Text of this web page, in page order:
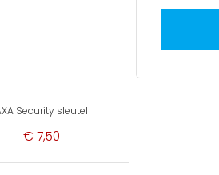
Security sleutel
€ 7,50